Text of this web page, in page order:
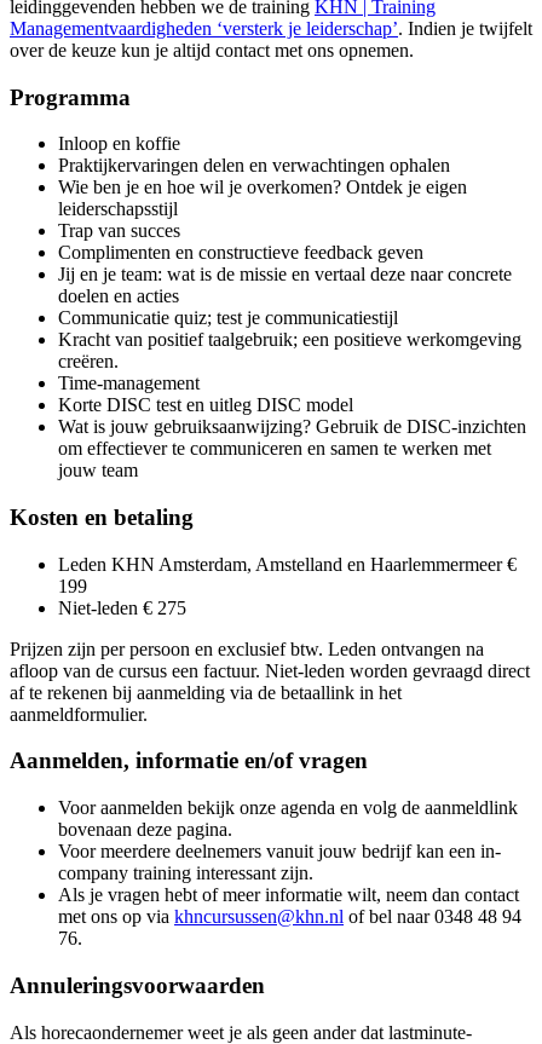
leidinggevenden hebben we de training KHN | Training
Managementvaardigheden ‘versterk je leiderschap’. Indien je twijfelt
over de keuze kun je altijd contact met ons opnemen.
Programma
Inloop en koffie
Praktijkervaringen delen en verwachtingen ophalen
Wie ben je en hoe wil je overkomen? Ontdek je eigen
leiderschapsstijl
Trap van succes
Complimenten en constructieve feedback geven
Jij en je team: wat is de missie en vertaal deze naar concrete
doelen en acties
Communicatie quiz; test je communicatiestijl
Kracht van positief taalgebruik; een positieve werkomgeving
creëren.
Time-management
Korte DISC test en uitleg DISC model
Wat is jouw gebruiksaanwijzing? Gebruik de DISC-inzichten
om effectiever te communiceren en samen te werken met
jouw team
Kosten en betaling
Leden KHN Amsterdam, Amstelland en Haarlemmermeer €
199
Niet-leden € 275
Prijzen zijn per persoon en exclusief btw. Leden ontvangen na
afloop van de cursus een factuur. Niet-leden worden gevraagd direct
af te rekenen bij aanmelding via de betaallink in het
aanmeldformulier.
Aanmelden, informatie en/of vragen
Voor aanmelden bekijk onze agenda en volg de aanmeldlink
bovenaan deze pagina.
Voor meerdere deelnemers vanuit jouw bedrijf kan een in-
company training interessant zijn.
Als je vragen hebt of meer informatie wilt, neem dan contact
met ons op via khncursussen@khn.nl of bel naar 0348 48 94
76.
Annuleringsvoorwaarden
Als horecaondernemer weet je als geen ander dat lastminute-